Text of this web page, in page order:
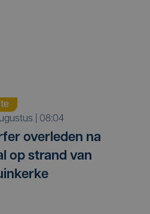
| 08:04
overleden na
op strand van